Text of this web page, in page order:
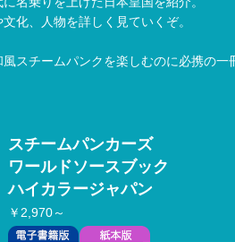
化、人物を詳しく見ていくぞ。
スチームパンクを楽しむのに必携の一
スチームパンカーズ
ワールドソースブック
ハイカラージャパン
￥2,970～